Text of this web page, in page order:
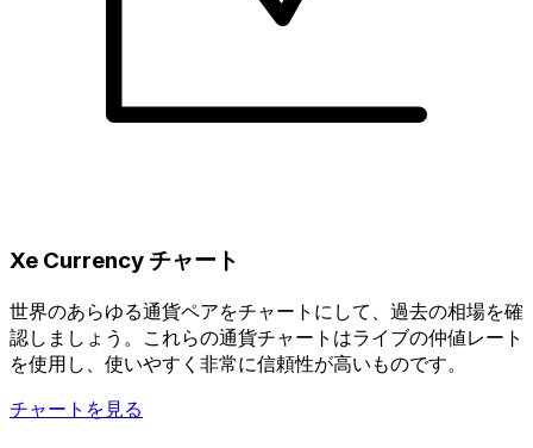
Xe Currency チャート
世界のあらゆる通貨ペアをチャートにして、過去の相場を確
認しましょう。これらの通貨チャートはライブの仲値レート
を使用し、使いやすく非常に信頼性が高いものです。
チャートを見る